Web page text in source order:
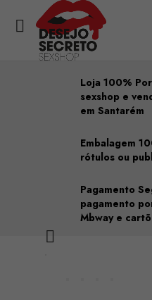

Loja 100%
sexshop e
em Santarém
Embalagem
rótulos ou
Pagamento
pagamento
Mbway e
